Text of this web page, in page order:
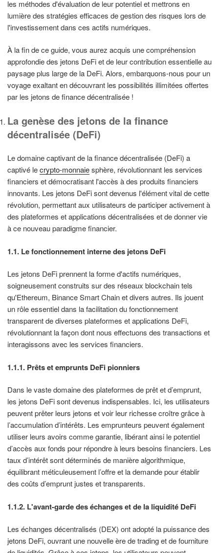
les méthodes d'évaluation de leur potentiel et mettrons en
lumière des stratégies efficaces de gestion des risques lors de
l'investissement dans ces actifs numériques.
À la fin de ce guide, vous aurez acquis une compréhension
approfondie des jetons DeFi et de leur contribution essentielle au
paysage plus large de la DeFi. Alors, embarquons-nous pour un
voyage exaltant en découvrant les possibilités illimitées offertes
par les jetons de finance décentralisée !
La genèse des jetons de la finance
décentralisée (DeFi)
Le domaine captivant de la finance décentralisée (DeFi) a
captivé lecrypto-monnaiesphère, révolutionnant les services
financiers et démocratisant l'accès à des produits financiers
innovants. Les jetons DeFi sont devenus l'élément vital de cette
révolution, permettant aux utilisateurs de participer activement à
des plateformes et applications décentralisées et de donner vie
à ce nouveau paradigme financier.
1.1. Le fonctionnement interne des jetons DeFi
Les jetons DeFi prennent la forme d'actifs numériques,
soigneusement construits sur des réseaux blockchain tels
qu'Ethereum, Binance Smart Chain et divers autres. Ils jouent
un rôle essentiel dans la facilitation du fonctionnement
transparent de diverses plateformes et applications DeFi,
révolutionnant la façon dont nous effectuons des transactions et
interagissons avec les services financiers.
1.1.1. Prêts et emprunts DeFi pionniers
Dans le vaste domaine des plateformes de prêt et d’emprunt,
les jetons DeFi sont devenus indispensables. Ici, les utilisateurs
peuvent prêter leurs jetons et voir leur richesse croître grâce à
l’accumulation d’intérêts. Les emprunteurs peuvent également
utiliser leurs avoirs comme garantie, libérant ainsi le potentiel
d’accès aux fonds pour répondre à leurs besoins financiers. Les
taux d’intérêt sont déterminés de manière algorithmique,
équilibrant méticuleusement l’offre et la demande pour établir
des coûts d’emprunt justes et transparents.
1.1.2. L'avant-garde des échanges et de la liquidité DeFi
Les échanges décentralisés (DEX) ont adopté la puissance des
jetons DeFi, ouvrant une nouvelle ère de trading et de fourniture